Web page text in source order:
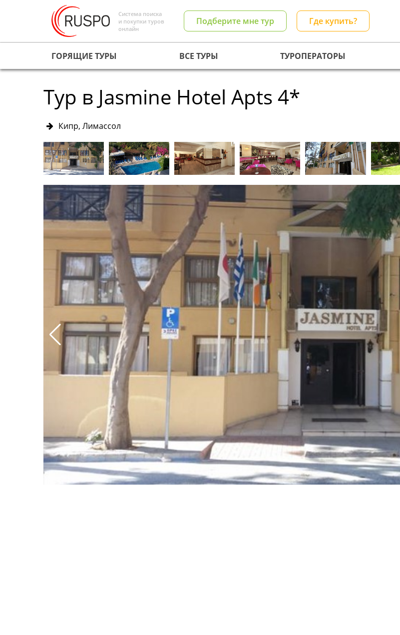
Система поиска
и покупки туров
онлайн
Подберите мне тур Где купить?
ГОРЯЩИЕ ТУРЫ ВСЕ ТУРЫ ТУРОПЕРАТОРЫ
Тур в Jasmine Hotel Apts 4*
Кипр, Лимассол